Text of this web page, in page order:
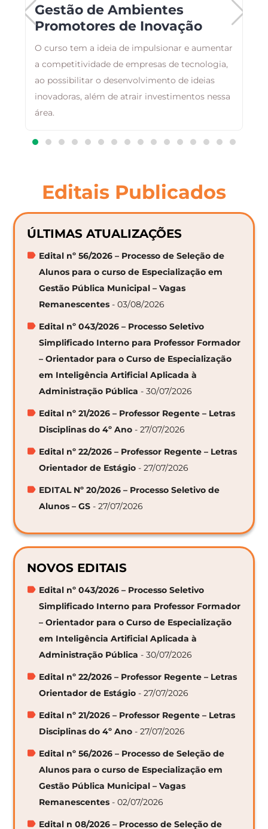
Gestão de Ambientes
Promotores de Inovação
O curso tem a ideia de impulsionar e aumentar
a competitividade de empresas de tecnologia,
ao possibilitar o desenvolvimento de ideias
inovadoras, além de atrair investimentos nessa
área.
Editais Publicados
ÚLTIMAS ATUALIZAÇÕES
Edital nº 56/2026 – Processo de Seleção de
Alunos para o curso de Especialização em
Gestão Pública Municipal – Vagas
Remanescentes - 03/08/2026
Edital nº 043/2026 – Processo Seletivo
Simplificado Interno para Professor Formador
– Orientador para o Curso de Especialização
em Inteligência Artificial Aplicada à
Administração Pública - 30/07/2026
Edital nº 21/2026 – Professor Regente – Letras
Disciplinas do 4º Ano - 27/07/2026
Edital nº 22/2026 – Professor Regente – Letras
Orientador de Estágio - 27/07/2026
EDITAL Nº 20/2026 – Processo Seletivo de
Alunos – GS - 27/07/2026
NOVOS EDITAIS
Edital nº 043/2026 – Processo Seletivo
Simplificado Interno para Professor Formador
– Orientador para o Curso de Especialização
em Inteligência Artificial Aplicada à
Administração Pública - 30/07/2026
Edital nº 22/2026 – Professor Regente – Letras
Orientador de Estágio - 27/07/2026
Edital nº 21/2026 – Professor Regente – Letras
Disciplinas do 4º Ano - 27/07/2026
Edital nº 56/2026 – Processo de Seleção de
Alunos para o curso de Especialização em
Gestão Pública Municipal – Vagas
Remanescentes - 02/07/2026
Edital n 08/2026 – Processo de Seleção de